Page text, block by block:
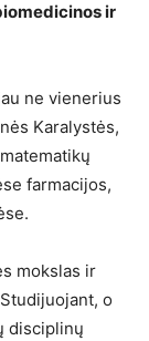
ir
ne vienerius
Karalystės,
farmacijos,
mokslas ir
o
disciplinų